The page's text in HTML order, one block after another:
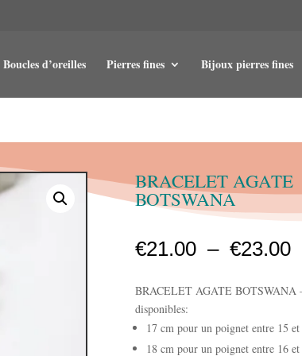
Boucles d’oreilles Pierres fines Bijoux pierres fines
BRACELET AGATE
BOTSWANA
€21.00 – €23.00
à
BRACELET AGATE BOTSWANA
disponibles:
17 cm pour un poignet entre 15
18 cm pour un poignet entre 16